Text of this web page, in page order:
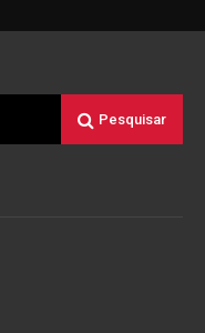
Pesquisar